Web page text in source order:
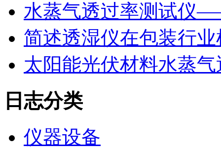
水蒸气透过率测试仪
简述透湿仪在包装行
太阳能光伏材料水蒸
日志分类
仪器设备